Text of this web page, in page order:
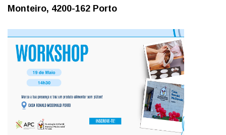
Monteiro, 4200-162 Porto